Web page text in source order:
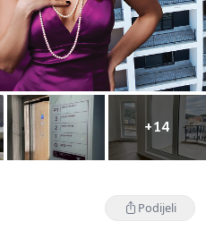
+14
Podijeli